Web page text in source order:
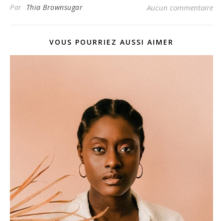
Par Thia Brownsugar Aucun commentaire
VOUS POURRIEZ AUSSI AIMER